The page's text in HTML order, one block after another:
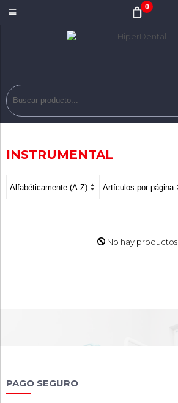
0
INSTRUMENTAL
No hay productos
PAGO SEGURO